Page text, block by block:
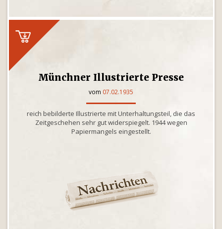
Münchner Illustrierte Presse
vom 07.02.1935
reich bebilderte Illustrierte mit Unterhaltungsteil, die das
Zeitgeschehen sehr gut widerspiegelt. 1944 wegen
Papiermangels eingestellt.